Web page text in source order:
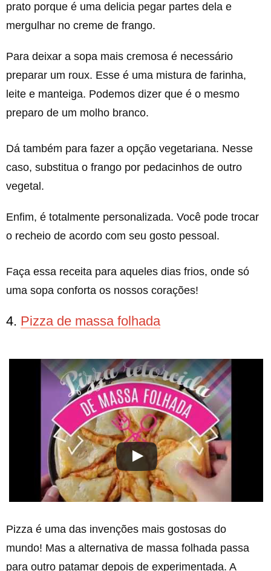
prato porque é uma delicia pegar partes dela e
mergulhar no creme de frango.
Para deixar a sopa mais cremosa é necessário
preparar um roux. Esse é uma mistura de farinha,
leite e manteiga. Podemos dizer que é o mesmo
preparo de um molho branco.
Dá também para fazer a opção vegetariana. Nesse
caso, substitua o frango por pedacinhos de outro
vegetal.
Enfim, é totalmente personalizada. Você pode trocar
o recheio de acordo com seu gosto pessoal.
Faça essa receita para aqueles dias frios, onde só
uma sopa conforta os nossos corações!
4. Pizza de massa folhada
Pizza é uma das invenções mais gostosas do
mundo! Mas a alternativa de massa folhada passa
para outro patamar depois de experimentada. A